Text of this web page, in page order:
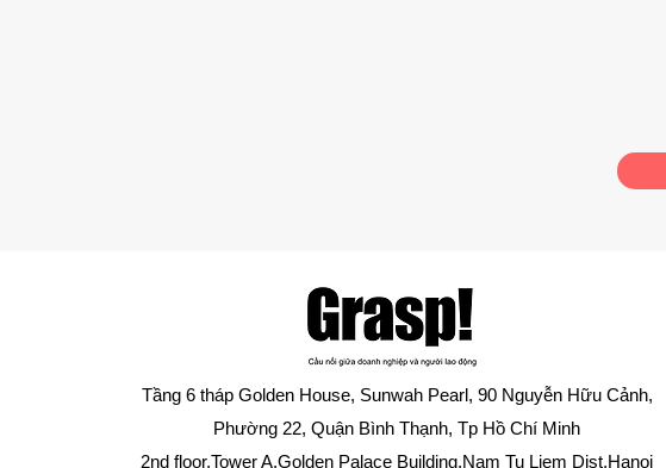
Tầng 6 tháp Golden House, Sunwah Pearl, 90 Nguyễn Hữu Cảnh,
Phường 22, Quận Bình Thạnh, Tp Hồ Chí Minh
2nd floor,Tower A,Golden Palace Building,Nam Tu Liem Dist,Hanoi